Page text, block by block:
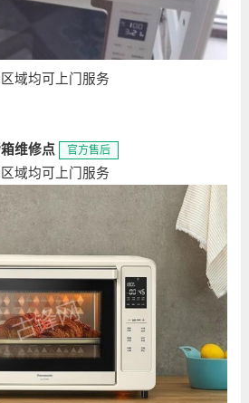
域均可上门服务
维修点 官方售后
域均可上门服务